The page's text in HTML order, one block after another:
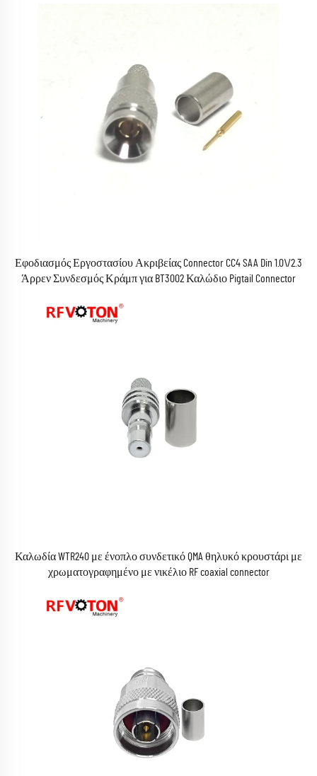
Εφοδιασμός Εργοστασίου Ακριβείας Connector CC4 SAA Din 1.0\/2.3
Άρρεν Συνδεσμός Κράμπ για BT3002 Καλώδιο Pigtail Connector
Καλωδία WTR240 με ένοπλο συνδετικό QMA θηλυκό κρουστάρι με
χρωματογραφημένο με νικέλιο RF coaxial connector